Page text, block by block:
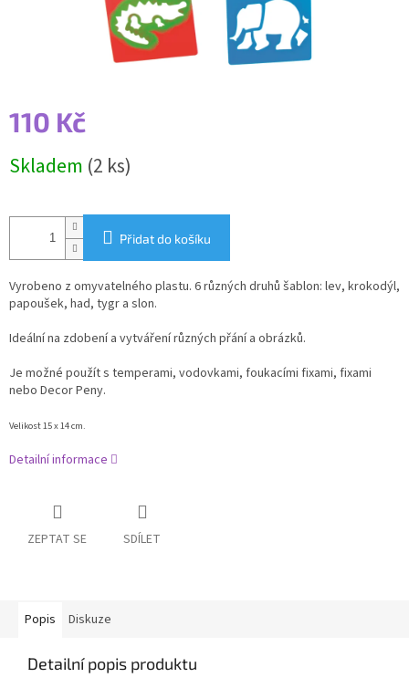
110 Kč
cena:
Skladem (2 ks)
Přidat do košíku
Vyrobeno z omyvatelného plastu. 6 různých druhů šablon: lev, krokodýl,
papoušek, had, tygr a slon.
Ideální na zdobení a vytváření různých přání a obrázků.
Je možné použít s temperami, vodovkami, foukacími fixami, fixami
nebo Decor Peny.
Velikost 15 x 14 cm.
Detailní informace
ZEPTAT SE SDÍLET
Popis Diskuze
Detailní popis produktu